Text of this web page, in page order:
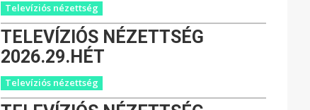
Televíziós nézettség
TELEVÍZIÓS NÉZETTSÉG
2026.29.HÉT
Televíziós nézettség